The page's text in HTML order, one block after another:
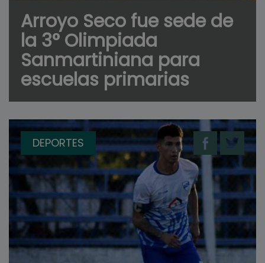
Arroyo Seco fue sede de
la 3° Olimpiada
Sanmartiniana para
escuelas primarias
DEPORTES